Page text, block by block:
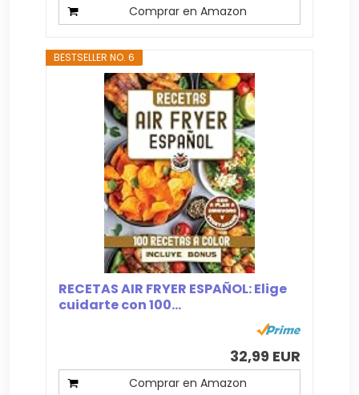
Comprar en Amazon
BESTSELLER NO. 6
RECETAS AIR FRYER ESPAÑOL: Elige
cuidarte con 100...
32,99 EUR
Comprar en Amazon